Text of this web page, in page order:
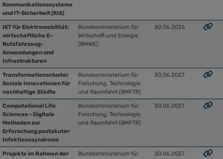
Kommunikationssysteme
und IT-Sicherheit (KIS)
IKT für Elektromobilität:
wirtschaftliche E-
Nutzfahrzeug-
Anwendungen und
Infrastrukturen
Bundesministerium für
Wirtschaft und Energie
(BMWE)
30.06.2026
Transformationscluster
Soziale Innovationen für
nachhaltige Städte
Bundesministerium für
Forschung, Technologie
und Raumfahrt (BMFTR)
30.06.2027
Computational Life
Sciences – Digitale
Methoden zur
Erforschung postakuter
Infektionssyndrome
Bundesministerium für
Forschung, Technologie
und Raumfahrt (BMFTR)
30.06.2027
Projekte im Rahmen der
Bundesministerium für
30.06.2027